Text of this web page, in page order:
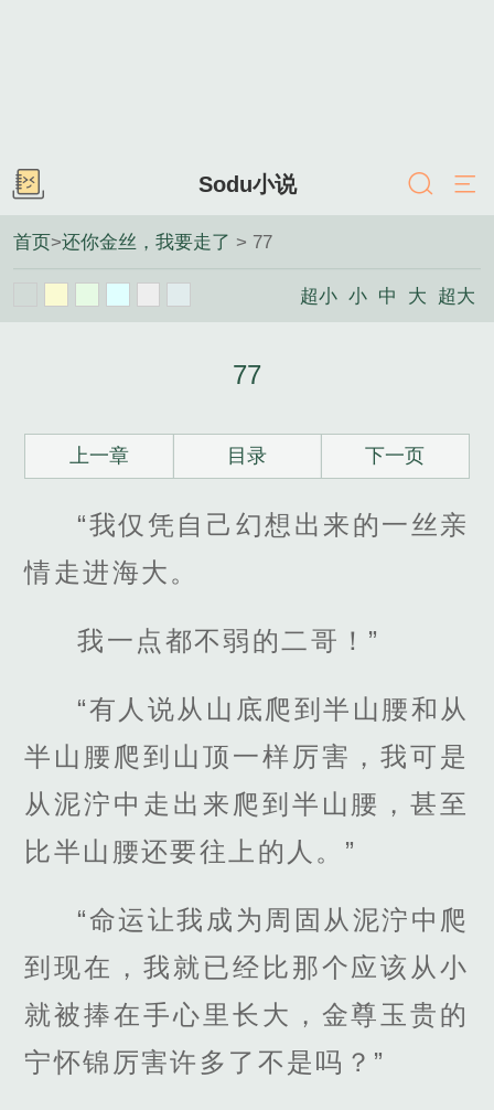
Sodu小说
首页>还你金丝，我要走了 > 77
超小 小 中 大 超大
77
上一章 目录 下一页
“我仅凭自己幻想出来的一丝亲
情走进海大。
我一点都不弱的二哥！”
“有人说从山底爬到半山腰和从
半山腰爬到山顶一样厉害，我可是
从泥泞中走出来爬到半山腰，甚至
比半山腰还要往上的人。”
“命运让我成为周固从泥泞中爬
到现在，我就已经比那个应该从小
就被捧在手心里长大，金尊玉贵的
宁怀锦厉害许多了不是吗？”